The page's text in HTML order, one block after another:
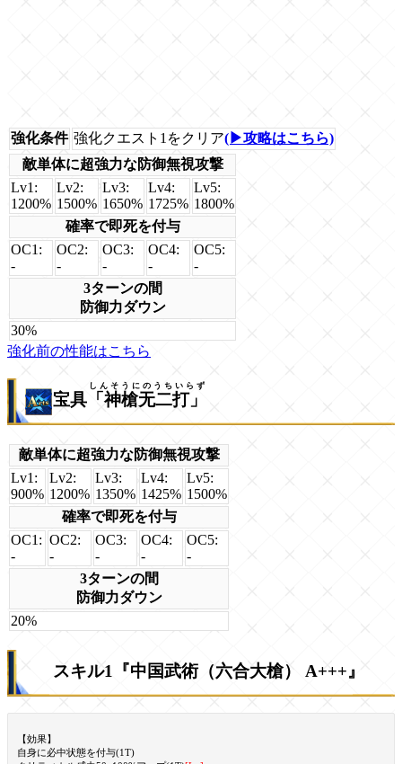
強化条件 強化クエスト1をクリア(▶攻略はこちら)
敵単体に超強力な防御無視攻撃
Lv1:
1200%
Lv2:
1500%
Lv3:
1650%
Lv4:
1725%
Lv5:
1800%
確率で即死を付与
OC1:
-
OC2:
-
OC3:
-
OC4:
-
OC5:
-
3ターンの間
防御力ダウン
30%
強化前の性能はこちら
宝具 「神槍无二打」
しんそうにのうちいらず
敵単体に超強力な防御無視攻撃
Lv1:
900%
Lv2:
1200%
Lv3:
1350%
Lv4:
1425%
Lv5:
1500%
確率で即死を付与
OC1:
-
OC2:
-
OC3:
-
OC4:
-
OC5:
-
3ターンの間
防御力ダウン
20%
スキル1『中国武術（六合大槍） A+++』
【効果】
自身に必中状態を付与(1T)